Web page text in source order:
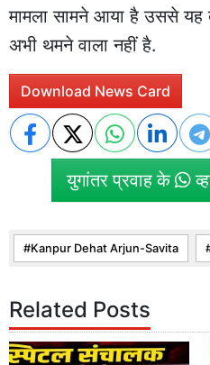
मामला सामने आया है उससे यह
अभी थमने वाला नहीं है.
Download News Card
युगांतर प्रवाह के
Kanpur Dehat Arjun-Savita
Related Posts